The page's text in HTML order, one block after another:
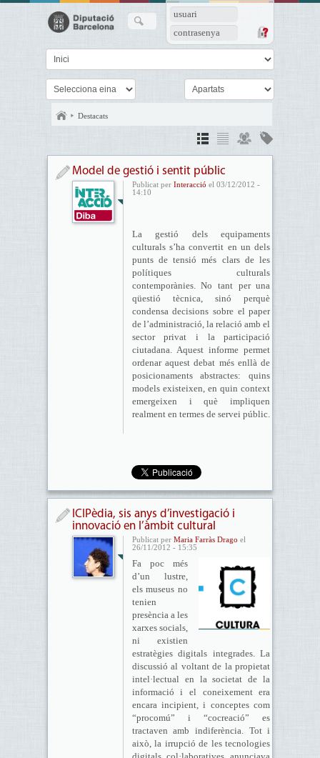
usuari
contrasenya
Destacats
Model de gestió i sentit públic
Publicat per Interacció el 03/12/2012 -
14:10
La gestió dels equipaments
culturals s’ha convertit en un dels
punts de tensió més clars de les
polítiques culturals
contemporànies. No tant per una
qüestió tècnica, sinó perquè
condensa decisions sobre el paper
de l’administració, la relació amb el
sector privat i la participació
ciutadana. Aquest informe permet
ordenar aquest debat més enllà de
posicionaments abstractes: quins
models existeixen, en quin context
emergeixen i què impliquen
realment en termes de servei públic.
ICIPèdia, sis anys d’investigació i
innovació en l’àmbit cultural
Publicat per Maria Farràs Drago el
26/11/2012 - 15:35
Fa poc més
d’un lustre,
els museus no
tenien
presència a les
xarxes socials,
ni existien
estratègies digitals integrades. La
discussió al voltant de la propietat
intel·lectual en la societat de la
informació i el coneixement era
encara incipient, i conceptes com
“procomú” i “cocreació” es
tractaven amb indiferència. Tot i
això, la irrupció de les tecnologies